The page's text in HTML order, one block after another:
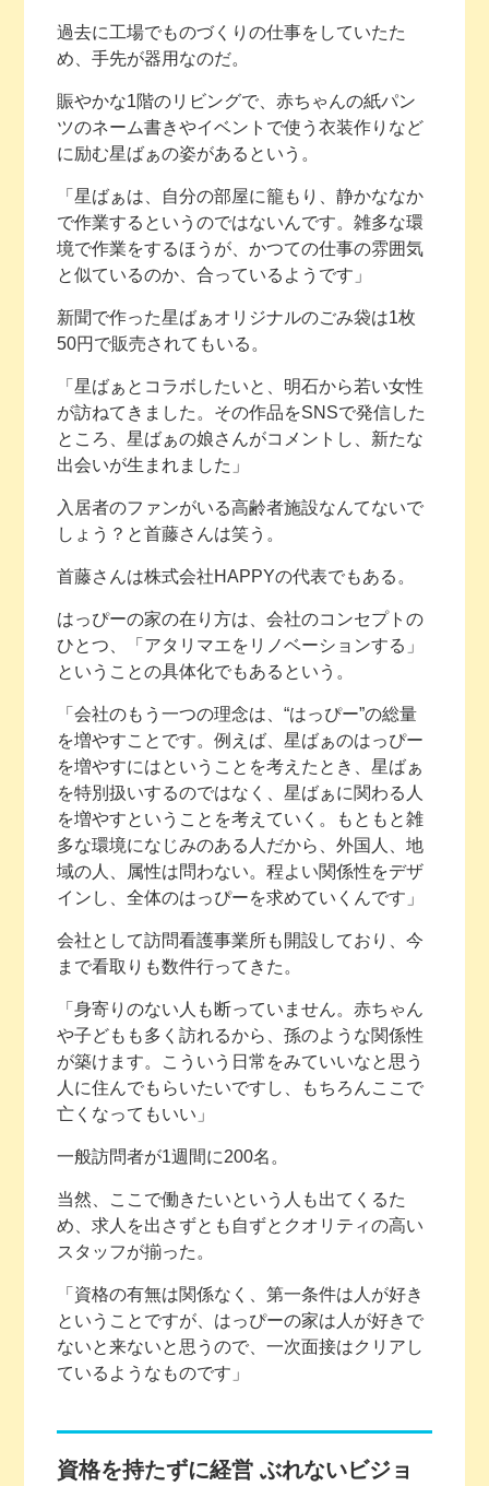
過去に工場でものづくりの仕事をしていたた
め、手先が器用なのだ。
賑やかな1階のリビングで、赤ちゃんの紙パン
ツのネーム書きやイベントで使う衣装作りなど
に励む星ばぁの姿があるという。
「星ばぁは、自分の部屋に籠もり、静かななか
で作業するというのではないんです。雑多な環
境で作業をするほうが、かつての仕事の雰囲気
と似ているのか、合っているようです」
新聞で作った星ばぁオリジナルのごみ袋は1枚
50円で販売されてもいる。
「星ばぁとコラボしたいと、明石から若い女性
が訪ねてきました。その作品をSNSで発信した
ところ、星ばぁの娘さんがコメントし、新たな
出会いが生まれました」
入居者のファンがいる高齢者施設なんてないで
しょう？と首藤さんは笑う。
首藤さんは株式会社HAPPYの代表でもある。
はっぴーの家の在り方は、会社のコンセプトの
ひとつ、「アタリマエをリノベーションする」
ということの具体化でもあるという。
「会社のもう一つの理念は、“はっぴー”の総量
を増やすことです。例えば、星ばぁのはっぴー
を増やすにはということを考えたとき、星ばぁ
を特別扱いするのではなく、星ばぁに関わる人
を増やすということを考えていく。もともと雑
多な環境になじみのある人だから、外国人、地
域の人、属性は問わない。程よい関係性をデザ
インし、全体のはっぴーを求めていくんです」
会社として訪問看護事業所も開設しており、今
まで看取りも数件行ってきた。
「身寄りのない人も断っていません。赤ちゃん
や子どもも多く訪れるから、孫のような関係性
が築けます。こういう日常をみていいなと思う
人に住んでもらいたいですし、もちろんここで
亡くなってもいい」
一般訪問者が1週間に200名。
当然、ここで働きたいという人も出てくるた
め、求人を出さずとも自ずとクオリティの高い
スタッフが揃った。
「資格の有無は関係なく、第一条件は人が好き
ということですが、はっぴーの家は人が好きで
ないと来ないと思うので、一次面接はクリアし
ているようなものです」
資格を持たずに経営 ぶれないビジョ